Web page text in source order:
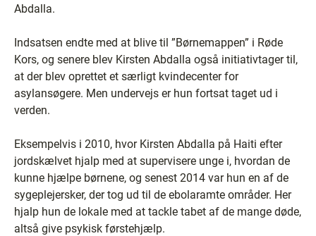
Abdalla.
Indsatsen endte med at blive til ”Børnemappen” i Røde
Kors, og senere blev Kirsten Abdalla også initiativtager til,
at der blev oprettet et særligt kvindecenter for
asylansøgere. Men undervejs er hun fortsat taget ud i
verden.
Eksempelvis i 2010, hvor Kirsten Abdalla på Haiti efter
jordskælvet hjalp med at supervisere unge i, hvordan de
kunne hjælpe børnene, og senest 2014 var hun en af de
sygeplejersker, der tog ud til de ebolaramte områder. Her
hjalp hun de lokale med at tackle tabet af de mange døde,
altså give psykisk førstehjælp.